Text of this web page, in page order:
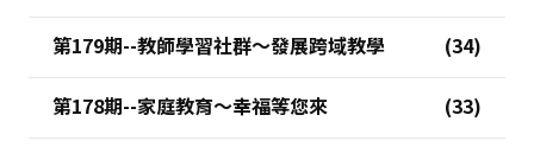
第179期--教師學習社群～發展跨域教學
第178期--家庭教育～幸福等您來